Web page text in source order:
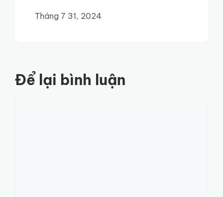
Tháng 7 31, 2024
Để lại bình luận